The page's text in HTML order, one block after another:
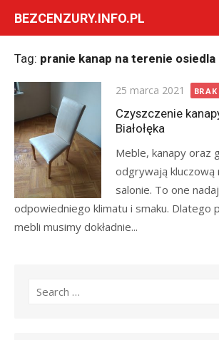
BEZCENZURY.INFO.PL
Tag: pranie kanap na terenie osiedla
Posted
on
25 marca 2021
Czyszczenie
Białołęka
Meble, kanapy oraz
odgrywają kluczową
salonie. To one
odpowiedniego klimatu i smaku. Dlatego
mebli musimy dokładnie...
Search